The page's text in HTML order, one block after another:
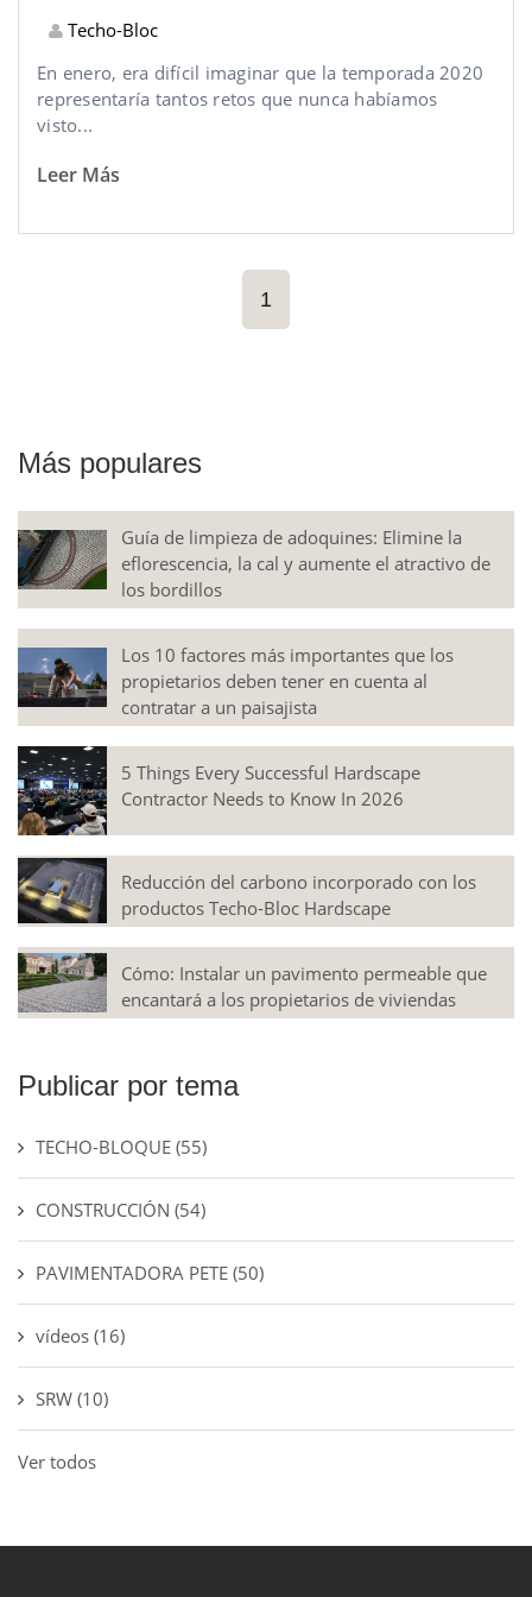
Techo-Bloc
En enero, era difícil imaginar que la temporada 2020
representaría tantos retos que nunca habíamos
visto...
Leer Más
1
Más populares
Guía de limpieza de adoquines: Elimine la
eflorescencia, la cal y aumente el atractivo de
los bordillos
Los 10 factores más importantes que los
propietarios deben tener en cuenta al
contratar a un paisajista
5 Things Every Successful Hardscape
Contractor Needs to Know In 2026
Reducción del carbono incorporado con los
productos Techo-Bloc Hardscape
Cómo: Instalar un pavimento permeable que
encantará a los propietarios de viviendas
Publicar por tema
TECHO-BLOQUE (55)
CONSTRUCCIÓN (54)
PAVIMENTADORA PETE (50)
vídeos (16)
SRW (10)
Ver todos